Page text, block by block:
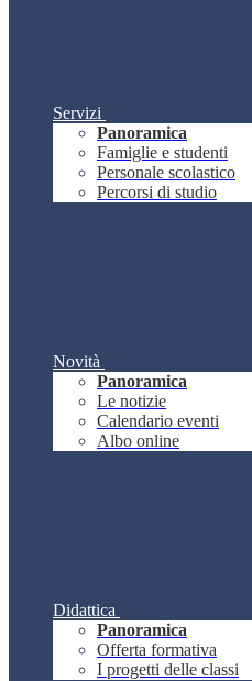
Servizi
Panoramica
Famiglie e studenti
Personale scolastico
Percorsi di studio
Novità
Panoramica
Le notizie
Calendario eventi
Albo online
Didattica
Panoramica
Offerta formativa
I progetti delle classi